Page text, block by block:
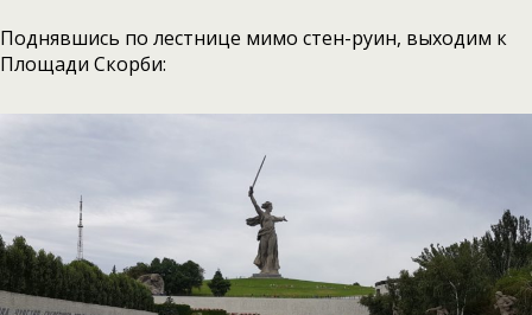
Поднявшись по лестнице мимо стен-руин, выходим к
Площади Скорби: